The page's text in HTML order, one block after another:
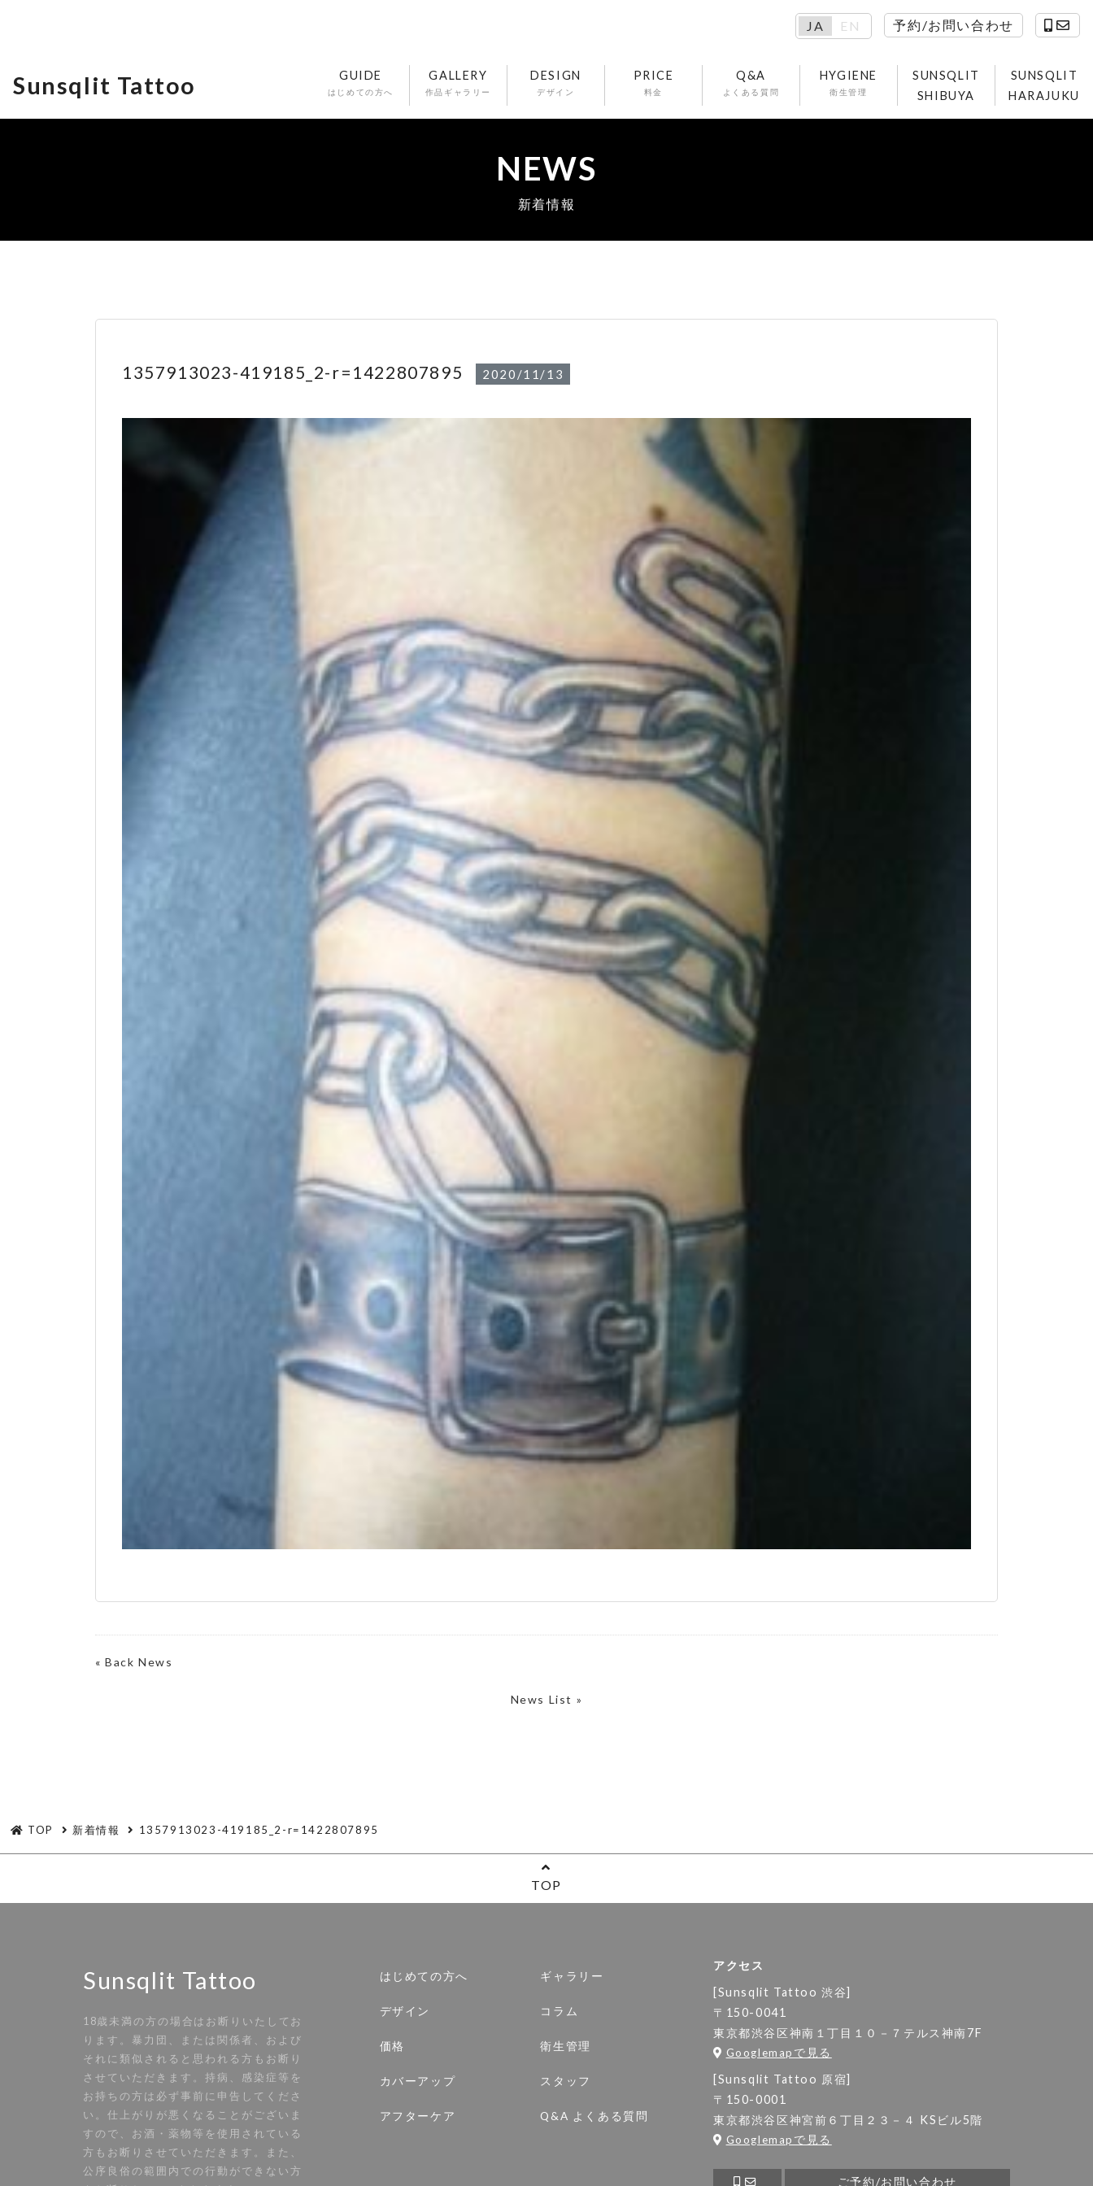
JA EN 予約/お問い合わせ
Sunsqlit Tattoo GUIDE
はじめての方へ
GALLERY
作品ギャラリー
DESIGN
デザイン
PRICE
料金
Q&A
よくある質問
HYGIENE
衛生管理
SUNSQLIT
SHIBUYA
SUNSQLIT
HARAJUKU
NEWS
新着情報
1357913023-419185_2-r=1422807895 2020/11/13
«Back News
News List »
TOP 新着情報 1357913023-419185_2-r=1422807895
TOP
Sunsqlit Tattoo
18歳未満の方の場合はお断りいたしてお
ります。暴力団、または関係者、および
それに類似されると思われる方もお断り
させていただきます。持病、感染症等を
お持ちの方は必ず事前に申告してくださ
い。仕上がりが悪くなることがございま
すので、お酒・薬物等を使用されている
方もお断りさせていただきます。また、
公序良俗の範囲内での行動ができない方
はじめての方へ
デザイン
価格
カバーアップ
アフターケア
ギャラリー
コラム
衛生管理
スタッフ
Q&A よくある質問
アクセス
[Sunsqlit Tattoo 渋谷]
〒150-0041
東京都渋谷区神南１丁目１０－７テルス神南7F
Googlemapで見る
[Sunsqlit Tattoo 原宿]
〒150-0001
東京都渋谷区神宮前６丁目２３－４ KSビル5階
Googlemapで見る
ご予約/お問い合わせ